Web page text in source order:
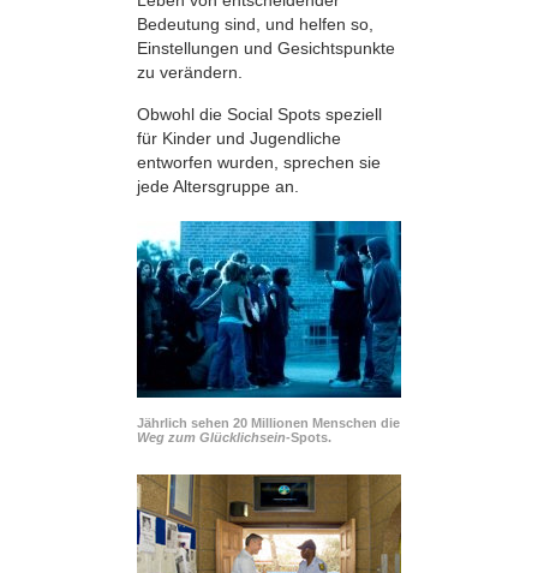
Bedeutung sind, und helfen so,
Einstellungen und Gesichtspunkte
zu verändern.
Obwohl die Social Spots speziell
für Kinder und Jugendliche
entworfen wurden, sprechen sie
jede Altersgruppe an.
Jährlich sehen 20 Millionen Menschen die
Weg zum Glücklichsein-Spots.